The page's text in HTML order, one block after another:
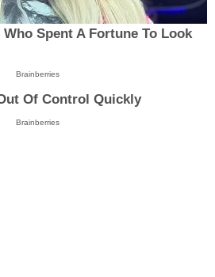
Spent A Fortune To Look
Brainberries
Of Control Quickly
Brainberries